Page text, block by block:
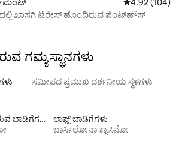
5 ರಲ್ಲಿ 4.92
4.92 (104)
ಖಾಸಗಿ ಟೆರೇಸ್ ಹೊಂದಿರುವ ಪೆಂಟ್‌ಹೌಸ್
ಗಮ್ಯಸ್ಥಾನಗಳು
ಸಮೀಪದ ಪ್ರಮುಖ ದರ್ಶನೀಯ ಸ್ಥಳಗಳು
ಪೂಲ್‍ಗಳನ್ನು ಹೊಂದಿರುವ ಬಾಡಿಗೆಗಳು
ಲಾಫ್ಟ್‌ ಬಾಡಿಗೆಗಳು
ಬಾರ್ಸಿಲೋನಾ ಕ್ಯಾಸಿನೋ